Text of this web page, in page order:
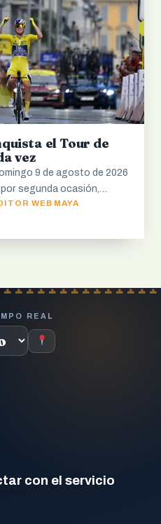
el Tour de
vez
9 de agosto de 2026
por segunda ocasión,…
WEB MAYA
REAL
con el servicio